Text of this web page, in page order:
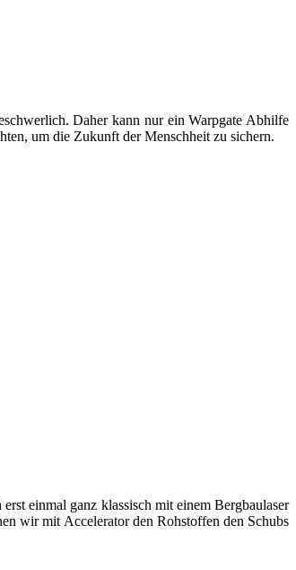
Daher kann nur ein Warpgate Abhilfe
um die Zukunft der Menschheit zu sichern.
einmal ganz klassisch mit einem Bergbaulaser
wir mit Accelerator den Rohstoffen den Schubs